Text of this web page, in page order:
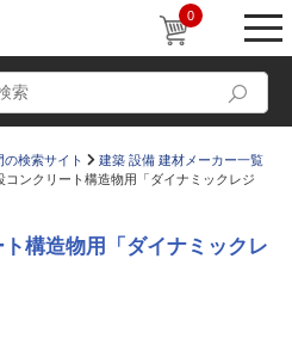
0
の検索サイト
建築 設備 建材メーカー一覧
コンクリート構造物用「ダイナミックレジ
構造物用「ダイナミックレ